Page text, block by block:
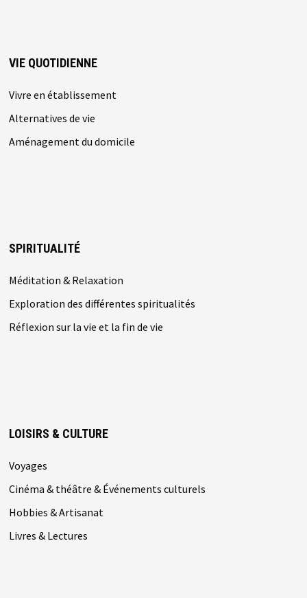
VIE QUOTIDIENNE
Vivre en établissement
Alternatives de vie
Aménagement du domicile
SPIRITUALITÉ
Méditation & Relaxation
Exploration des différentes spiritualités
Réflexion sur la vie et la fin de vie
LOISIRS & CULTURE
Voyages
Cinéma & théâtre & Événements culturels
Hobbies & Artisanat
Livres & Lectures